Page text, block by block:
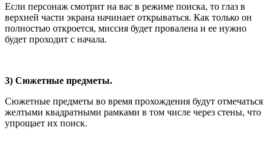
Если персонаж смотрит на вас в режиме поиска, то глаз в
верхней части экрана начинает открываться. Как только он
полностью откроется, миссия будет провалена и ее нужно
будет проходит с начала.
3) Сюжетные предметы.
Сюжетные предметы во время прохождения будут отмечаться
желтыми квадратными рамками в том числе через стены, что
упрощает их поиск.